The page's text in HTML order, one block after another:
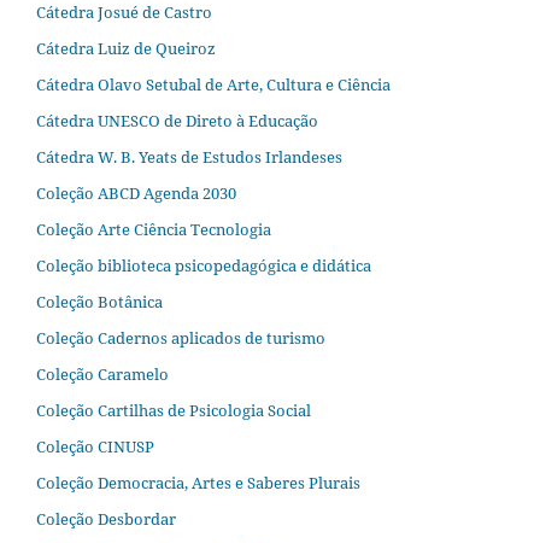
Cátedra Josué de Castro
Cátedra Luiz de Queiroz
Cátedra Olavo Setubal de Arte, Cultura e Ciência
Cátedra UNESCO de Direto à Educação
Cátedra W. B. Yeats de Estudos Irlandeses
Coleção ABCD Agenda 2030
Coleção Arte Ciência Tecnologia
Coleção biblioteca psicopedagógica e didática
Coleção Botânica
Coleção Cadernos aplicados de turismo
Coleção Caramelo
Coleção Cartilhas de Psicologia Social
Coleção CINUSP
Coleção Democracia, Artes e Saberes Plurais
Coleção Desbordar